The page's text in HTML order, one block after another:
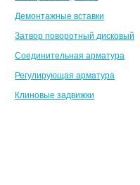
Демонтажные вставки
Затвор поворотный дисковый
Соединительная арматура
Регулирующая арматура
Клиновые задвижки